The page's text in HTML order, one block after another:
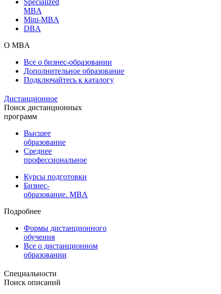
MBA
Mini-MBA
DBA
О MBA
Все о бизнес-образовании
Дополнительное образование
Подключайтесь к каталогу
Дистанционное
Поиск дистанционных
программ
Высшее
образование
Среднее
профессиональное
Курсы подготовки
Бизнес-
образование. MBA
Подробнее
Формы дистанционного
обучения
Все о дистанционном
образовании
Специальности
Поиск описаний